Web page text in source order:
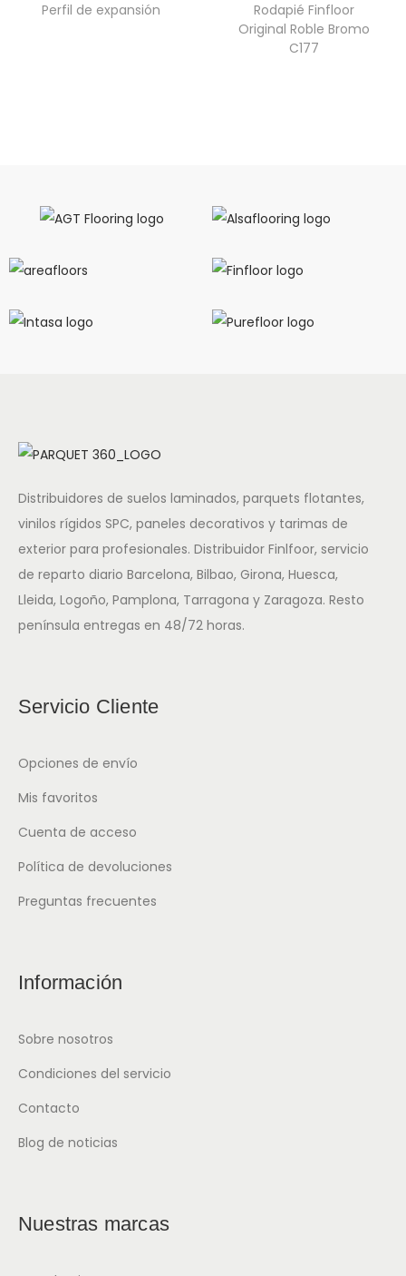
Perfil de expansión
Rodapié Finfloor
Original Roble Bromo
C177
Distribuidores de suelos laminados, parquets flotantes,
vinilos rígidos SPC, paneles decorativos y tarimas de
exterior para profesionales. Distribuidor Finlfoor, servicio
de reparto diario Barcelona, Bilbao, Girona, Huesca,
Lleida, Logoño, Pamplona, Tarragona y Zaragoza. Resto
península entregas en 48/72 horas.
Servicio Cliente
Opciones de envío
Mis favoritos
Cuenta de acceso
Política de devoluciones
Preguntas frecuentes
Información
Sobre nosotros
Condiciones del servicio
Contacto
Blog de noticias
Nuestras marcas